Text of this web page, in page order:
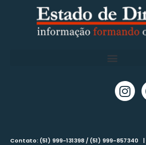
Contato: (51) 999-131398 / (51) 999-857340 |